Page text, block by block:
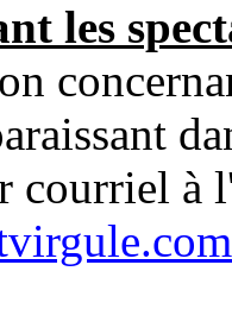
les
courriel à